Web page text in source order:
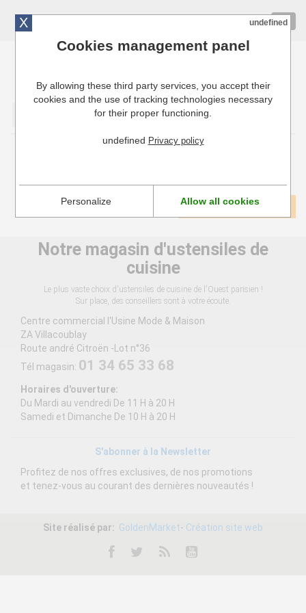
Cuisinresto: Ustensiles de cuisine pour professionnels
Voir tous les produits
Notre magasin d'ustensiles de
cuisine
Le plus vaste choix d'ustensiles de cuisine de l'Ouest parisien !
Sur place, des conseillers sont à votre écoute.
Centre commercial l'Usine Mode & Maison
ZA Villacoublay
Route andré Citroën -Lot n°36
Tél magasin: 01 34 65 33 68
Horaires d'ouverture:
Du Mardi au vendredi De 11 H à 20 H
Samedi et Dimanche De 10 H à 20 H
S'abonner à la Newsletter
Profitez de nos offres exclusives, de nos promotions
et tenez-vous au courant des dernières nouveautés !
Site réalisé par: GoldenMarket- Création site web
X undefined
Cookies management panel
By allowing these third party services, you accept their
cookies and the use of tracking technologies necessary
for their proper functioning.
undefined Privacy policy
Personalize Allow all cookies